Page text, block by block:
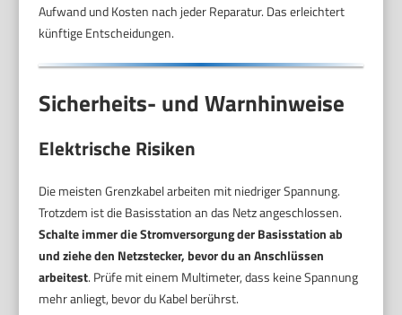
Aufwand und Kosten nach jeder Reparatur. Das erleichtert
künftige Entscheidungen.
Sicherheits- und Warnhinweise
Elektrische Risiken
Die meisten Grenzkabel arbeiten mit niedriger Spannung.
Trotzdem ist die Basisstation an das Netz angeschlossen.
Schalte immer die Stromversorgung der Basisstation ab
und ziehe den Netzstecker, bevor du an Anschlüssen
arbeitest. Prüfe mit einem Multimeter, dass keine Spannung
mehr anliegt, bevor du Kabel berührst.